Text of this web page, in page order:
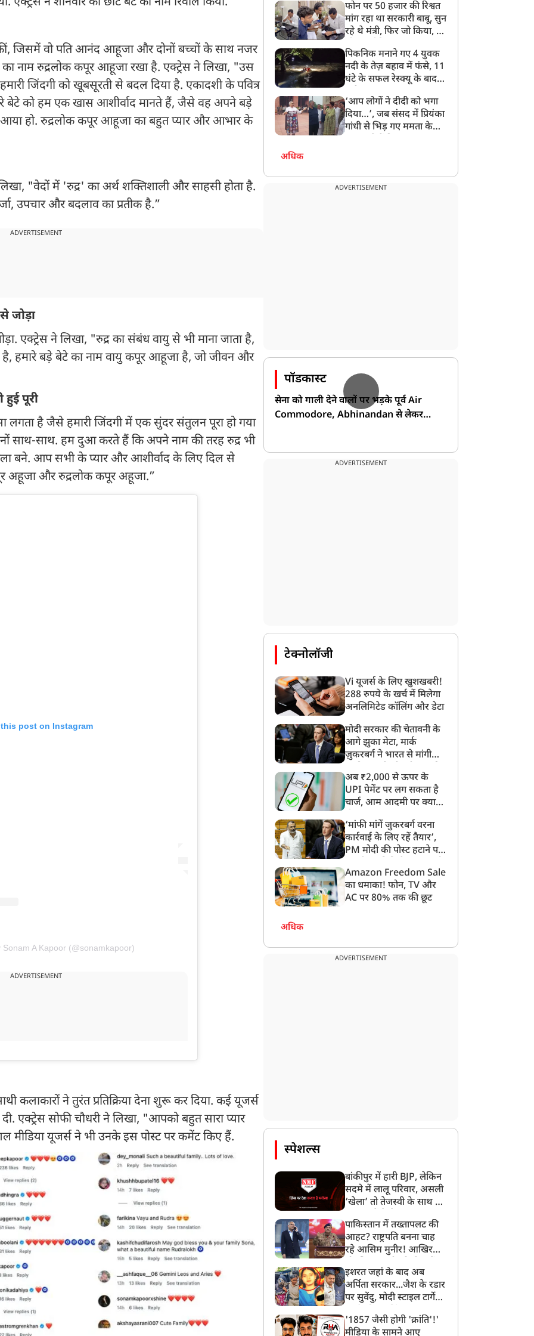
कीं, जिसमें वो पति आनंद आहूजा और दोनों बच्चों के साथ नजर
का नाम रुद्रलोक कपूर आहूजा रखा है. एक्ट्रेस ने लिखा, "उस
जिंदगी को खूबसूरती से बदल दिया है. एकादशी के पवित्र
बेटे को हम एक खास आशीर्वाद मानते हैं, जैसे वह अपने बड़े
हो. रुद्रलोक कपूर आहूजा का बहुत प्यार और आभार के
"वेदों में 'रुद्र' का अर्थ शक्तिशाली और साहसी होता है.
उपचार और बदलाव का प्रतीक है.”
ADVERTISEMENT
जोड़ा
एक्ट्रेस ने लिखा, "रुद्र का संबंध वायु से भी माना जाता है,
हमारे बड़े बेटे का नाम वायु कपूर आहूजा है, जो जीवन और
पूरी
है जैसे हमारी जिंदगी में एक सुंदर संतुलन पूरा हो गया
साथ-साथ. हम दुआ करते हैं कि अपने नाम की तरह रुद्र भी
बने. आप सभी के प्यार और आशीर्वाद के लिए दिल से
अहूजा और रुद्रलोक कपूर अहूजा.”
post on Instagram
A Kapoor (@sonamkapoor)
ADVERTISEMENT
कलाकारों ने तुरंत प्रतिक्रिया देना शुरू कर दिया. कई यूजर्स
एक्ट्रेस सोफी चौधरी ने लिखा, "आपको बहुत सारा प्यार
यूजर्स ने भी उनके इस पोस्ट पर कमेंट किए हैं.
बेटी को गोद लें प्रधानमंत्री
फोन पर 50 हजार की रिश्वत
मांग रहा था सरकारी बाबू, सुन
रहे थे मंत्री, फिर जो किया, वो
पिकनिक मनाने गए 4 युवक
नदी के तेज़ बहाव में फंसे, 11
घंटे के सफल रेस्क्यू के बाद
‘आप लोगों ने दीदी को भगा
दिया…’, जब संसद में प्रियंका
गांधी से भिड़ गए ममता के
अधिक
ADVERTISEMENT
पॉडकास्ट
सेना को गाली देने वालों पर भड़के पूर्व Air
Commodore, Abhinandan से लेकर
ADVERTISEMENT
टेक्नोलॉजी
Vi यूजर्स के लिए खुशखबरी!
288 रुपये के खर्च में मिलेगा
अनलिमिटेड कॉलिंग और डेटा
मोदी सरकार की चेतावनी के
आगे झुका मेटा, मार्क
ज़ुकरबर्ग ने भारत से मांगी
अब ₹2,000 से ऊपर के
UPI पेमेंट पर लग सकता है
चार्ज, आम आदमी पर क्या
‘मांफी मांगें जुकरबर्ग वरना
कार्रवाई के लिए रहें तैयार’,
PM मोदी की पोस्ट हटाने पर
लगाई फटकार
Amazon Freedom Sale
का धमाका! फोन, TV और
AC पर 80% तक की छूट
अधिक
ADVERTISEMENT
स्पेशल्स
बांकीपुर में हारी BJP, लेकिन
सदमे में लालू परिवार, असली
‘खेला’ तो तेजस्वी के साथ हो
पाकिस्तान में तख्तापलट की
आहट? राष्ट्रपति बनना चाह
रहे आसिम मुनीर! आखिर
बनाया मोहरा?
इशरत जहां के बाद अब
अर्पिता सरकार...जैश के रडार
पर सुवेंदु, मोदी स्टाइल टार्गेट
बड़ा एक्शन!
'1857 जैसी होगी 'क्रांति'!'
मीडिया के सामने आए